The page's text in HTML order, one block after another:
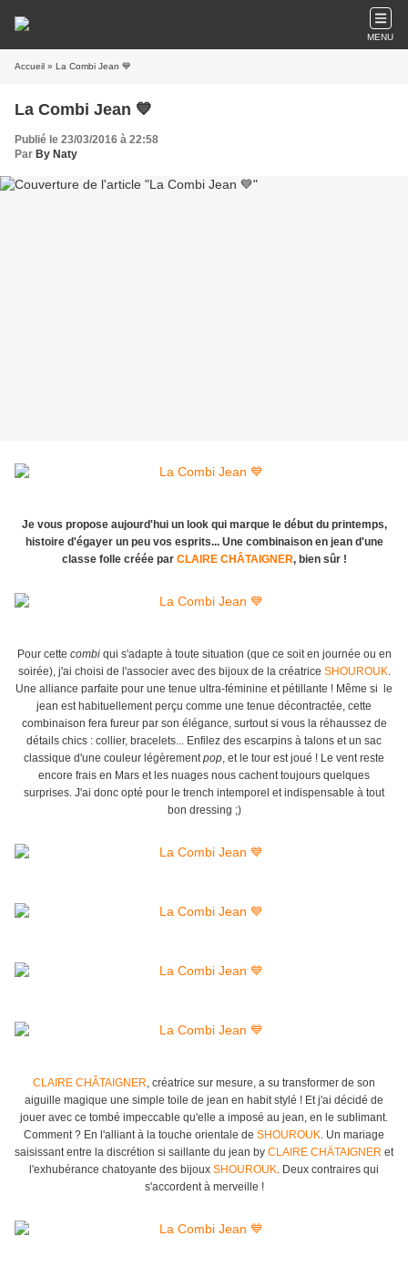
MENU
Accueil » La Combi Jean 💙
La Combi Jean 💙
Publié le 23/03/2016 à 22:58
Par By Naty
Je vous propose aujourd'hui un look qui marque le début du printemps,
histoire d'égayer un peu vos esprits... Une combinaison en jean d'une
classe folle créée par CLAIRE CHÂTAIGNER, bien sûr !
Pour cette combiqui s'adapte à toute situation (que ce soit en journée ou en
soirée), j'ai choisi de l'associer avec des bijoux de la créatrice SHOUROUK.
Une alliance parfaite pour une tenue ultra-féminine et pétillante ! Même si le
jean est habituellement perçu comme une tenue décontractée, cette
combinaison fera fureur par son élégance, surtout si vous la réhaussez de
détails chics : collier, bracelets... Enfilez des escarpins à talons et un sac
classique d'une couleur légèrementpop, et le tour est joué ! Le vent reste
encore frais en Mars et les nuages nous cachent toujours quelques
surprises. J'ai donc opté pour le trench intemporel et indispensable à tout
bon dressing ;)
CLAIRE CHÂTAIGNER, créatrice sur mesure, a su transformer de son
aiguille magique une simple toile de jean en habit stylé ! Et j'ai décidé de
jouer avec ce tombé impeccable qu'elle a imposé au jean, en le sublimant.
Comment ? En l'alliant à la touche orientale de SHOUROUK. Un mariage
saisissant entre la discrétion si saillante du jean by CLAIRE CHÄTAIGNER et
l'exhubérance chatoyante des bijoux SHOUROUK. Deux contraires qui
s'accordent à merveille !